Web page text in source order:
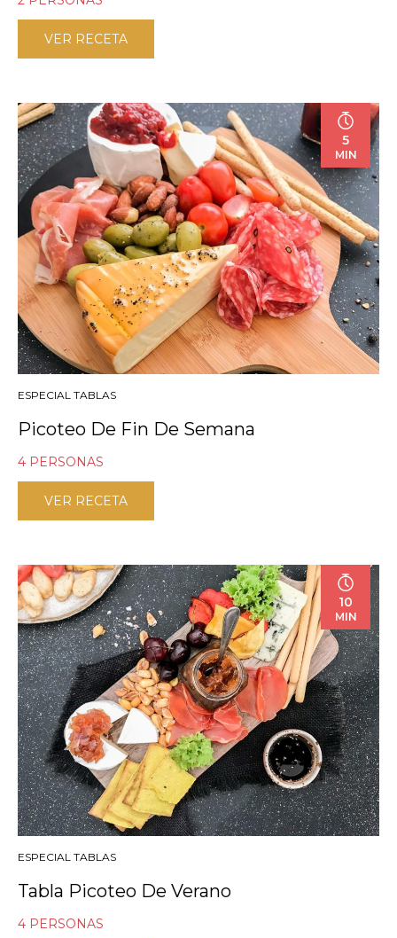
VER RECETA
5
MIN
ESPECIAL TABLAS
Picoteo De Fin De Semana
4 PERSONAS
VER RECETA
10
MIN
ESPECIAL TABLAS
Tabla Picoteo De Verano
4 PERSONAS